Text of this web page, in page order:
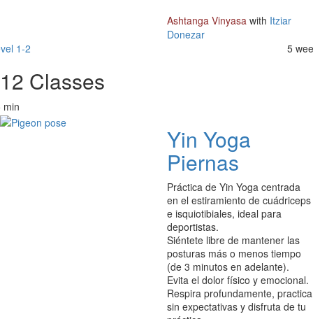
Ashtanga Vinyasa with Itziar
Donezar
1-2
5
12 Classes
min
Yin Yoga
Piernas
Práctica de Yin Yoga centrada
en el estiramiento de cuádriceps
e isquiotibiales, ideal para
deportistas.
Siéntete libre de mantener las
posturas más o menos tiempo
(de 3 minutos en adelante).
Evita el dolor físico y emocional.
Respira profundamente, practica
sin expectativas y disfruta de tu